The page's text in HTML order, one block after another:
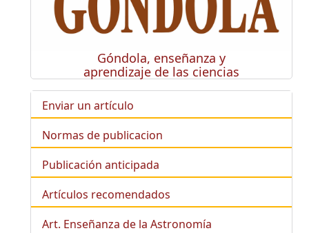
Góndola, enseñanza y
aprendizaje de las ciencias
Enviar un artículo
Normas de publicacion
Publicación anticipada
Artículos recomendados
Art. Enseñanza de la Astronomía